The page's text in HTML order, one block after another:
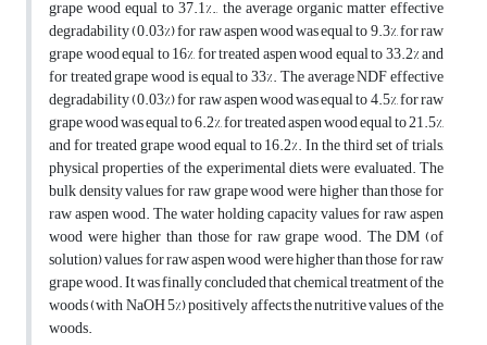
grape wood equal to 37.1%., the average organic matter effective
degradability (0.03%) for raw aspen wood was equal to 9.3%, for raw
grape wood equal to 16%, for treated aspen wood equal to 33.2% and
for treated grape wood is equal to 33%. The average NDF effective
degradability (0.03%) for raw aspen wood was equal to 4.5%, for raw
grape wood was equal to 6.2%, for treated aspen wood equal to 21.5%,
and for treated grape wood equal to 16.2%. In the third set of trials,
physical properties of the experimental diets were evaluated. The
bulk density values for raw grape wood were higher than those for
raw aspen wood. The water holding capacity values for raw aspen
wood were higher than those for raw grape wood. The DM (of
solution) values for raw aspen wood were higher than those for raw
grape wood. It was finally concluded that chemical treatment of the
woods (with NaOH 5%) positively affects the nutritive values of the
woods.